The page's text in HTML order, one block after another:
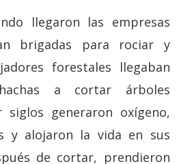
llegaron las empresas
brigadas para rociar y
forestales llegaban
a cortar árboles
generaron oxígeno,
y alojaron la vida en sus
de cortar, prendieron